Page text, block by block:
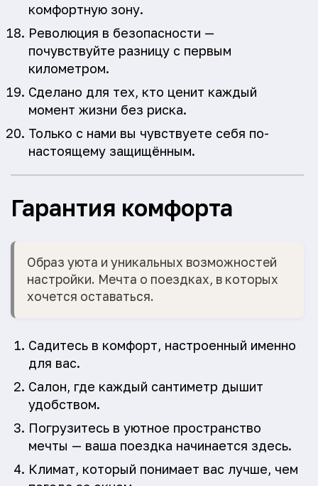
комфортную зону.
Революция в безопасности —
почувствуйте разницу с первым
километром.
Сделано для тех, кто ценит каждый
момент жизни без риска.
Только с нами вы чувствуете себя по-
настоящему защищённым.
Гарантия комфорта
Образ уюта и уникальных возможностей
настройки. Мечта о поездках, в которых
хочется оставаться.
Садитесь в комфорт, настроенный именно
для вас.
Салон, где каждый сантиметр дышит
удобством.
Погрузитесь в уютное пространство
мечты — ваша поездка начинается здесь.
Климат, который понимает вас лучше, чем